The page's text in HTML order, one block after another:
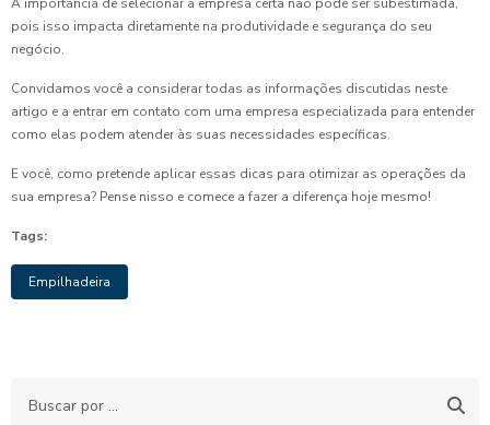
pois isso impacta diretamente na produtividade e segurança do seu
negócio.
Convidamos você a considerar todas as informações discutidas neste
artigo e a entrar em contato com uma empresa especializada para entender
como elas podem atender às suas necessidades específicas.
E você, como pretende aplicar essas dicas para otimizar as operações da
sua empresa? Pense nisso e comece a fazer a diferença hoje mesmo!
Tags:
Empilhadeira